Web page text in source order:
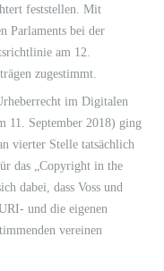
feststellen. Mit
Parlaments bei der
am 12.
zugestimmt.
im Digitalen
11. September 2018) ging
vierter Stelle tatsächlich
das „Copyright in the
dabei, dass Voss und
und die eigenen
vereinen